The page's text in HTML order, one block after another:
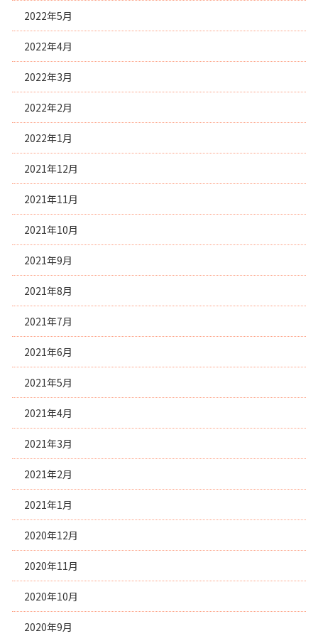
2022年5月
2022年4月
2022年3月
2022年2月
2022年1月
2021年12月
2021年11月
2021年10月
2021年9月
2021年8月
2021年7月
2021年6月
2021年5月
2021年4月
2021年3月
2021年2月
2021年1月
2020年12月
2020年11月
2020年10月
2020年9月